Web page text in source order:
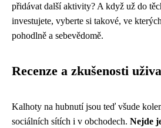
přidávat další aktivity? A když už do
investujete, vyberte si takové, ve
pohodlně a sebevědomě.
Recenze a zkušenosti
Kalhoty na hubnutí jsou teď všude
sociálních sítích i v obchodech. Nejde